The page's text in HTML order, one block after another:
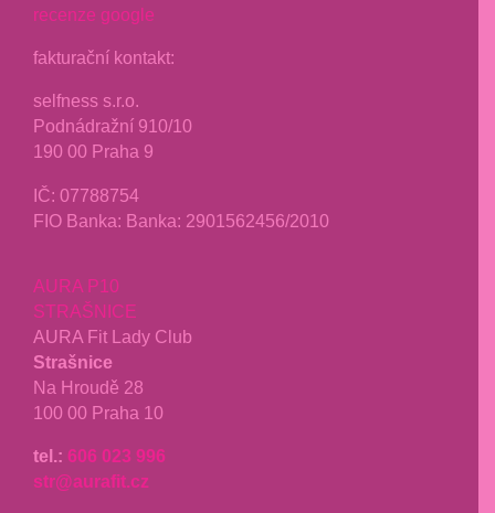
recenze google
fakturační kontakt:
selfness s.r.o.
Podnádražní 910/10
190 00 Praha 9
IČ: 07788754
FIO Banka: Banka: 2901562456/2010
AURA P10
STRAŠNICE
AURA Fit Lady Club
Strašnice
Na Hroudě 28
100 00 Praha 10
tel.: 606 023 996
str@aurafit.cz